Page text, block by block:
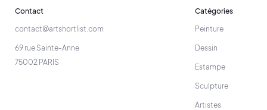
Contact
contact@artshortlist.com
69 rue Sainte-Anne
75002 PARIS
Catégories
Peinture
Dessin
Estampe
Sculpture
Artistes